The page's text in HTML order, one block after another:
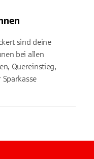
sind deine
bei allen
Quereinstieg,